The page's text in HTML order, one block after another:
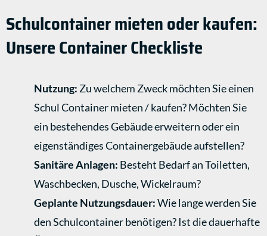
Schulcontainer mieten oder kaufen:
Unsere Container Checkliste
Nutzung: Zu welchem Zweck möchten Sie einen
Schul Container mieten / kaufen? Möchten Sie
ein bestehendes Gebäude erweitern oder ein
eigenständiges Containergebäude aufstellen?
Sanitäre Anlagen: Besteht Bedarf an Toiletten,
Waschbecken, Dusche, Wickelraum?
Geplante Nutzungsdauer:Wie lange werden Sie
den Schulcontainer benötigen? Ist die dauerhafte